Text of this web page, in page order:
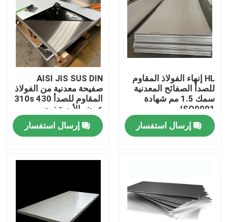
جولة في المعمل
مراقبة الجودة
اتصل بنا
اطلب اقتباس
لوحة معدنية من الفولاذ المقاوم للصدأ
ورقة لوحة الكربون الصلب
HL إنهاء الفولاذ المقاوم
للصدأ الصفائح المعدنية
سمك 1.5 مم شهادة
ISO9001
إرسال استفسار
AISI JIS SUS DIN
صفيحة معدنية من الفولاذ
المقاوم للصدأ 310s 430
عرض الأوستينيت
إرسال استفسار